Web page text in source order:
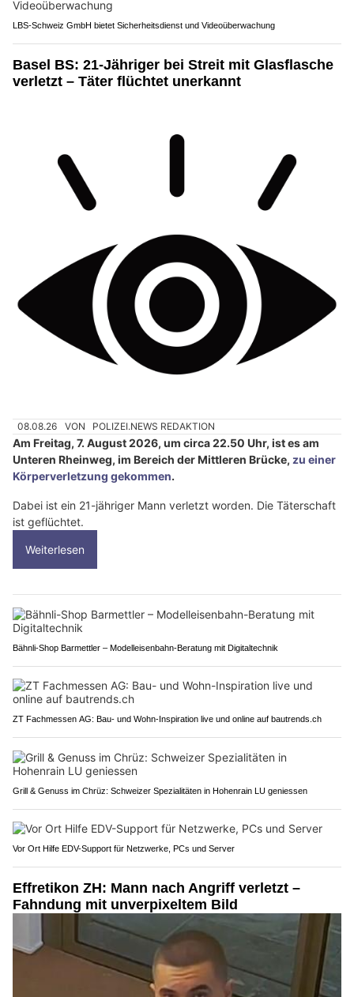
LBS-Schweiz GmbH bietet Sicherheitsdienst und Videoüberwachung
Basel BS: 21-Jähriger bei Streit mit Glasflasche
verletzt – Täter flüchtet unerkannt
08.08.26 VON POLIZEI.NEWS REDAKTION
Am Freitag, 7. August 2026, um circa 22.50 Uhr, ist es am
Unteren Rheinweg, im Bereich der Mittleren Brücke, zu einer
Körperverletzung gekommen.
Dabei ist ein 21-jähriger Mann verletzt worden. Die Täterschaft
ist geflüchtet.
Weiterlesen
Bähnli-Shop Barmettler – Modelleisenbahn-Beratung mit Digitaltechnik
ZT Fachmessen AG: Bau- und Wohn-Inspiration live und online auf bautrends.ch
Grill & Genuss im Chrüz: Schweizer Spezialitäten in Hohenrain LU geniessen
Vor Ort Hilfe EDV-Support für Netzwerke, PCs und Server
Effretikon ZH: Mann nach Angriff verletzt –
Fahndung mit unverpixeltem Bild